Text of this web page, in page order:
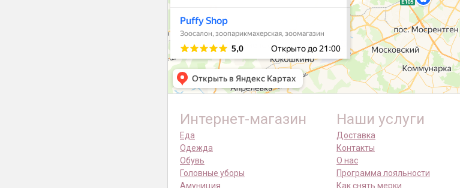
Интернет-магазин
Еда
Одежда
Обувь
Головные уборы
Амуниция
Наши услуги
Доставка
Контакты
О нас
Программа лояльности
Как снять мерки